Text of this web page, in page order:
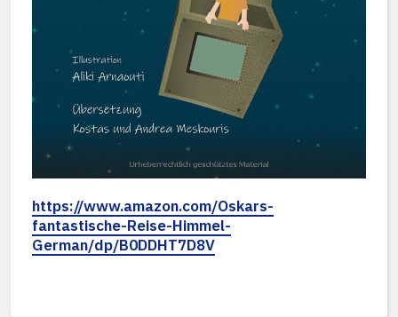
https://www.amazon.com/Oskars-
fantastische-Reise-Himmel-
German/dp/B0DDHT7D8V